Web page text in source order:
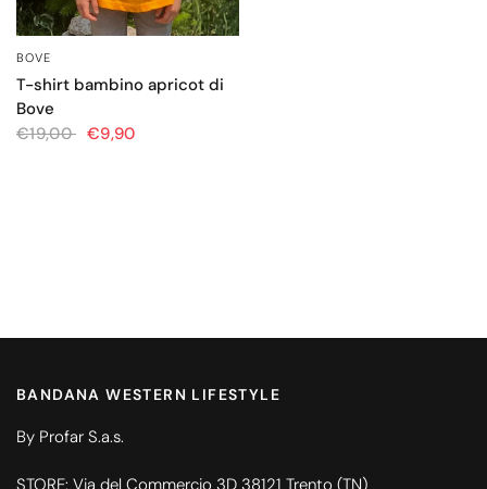
BOVE
T-shirt bambino apricot di
Bove
€19,00 €9,90
BANDANA WESTERN LIFESTYLE
By Profar S.a.s.
STORE: Via del Commercio 3D 38121 Trento (TN)